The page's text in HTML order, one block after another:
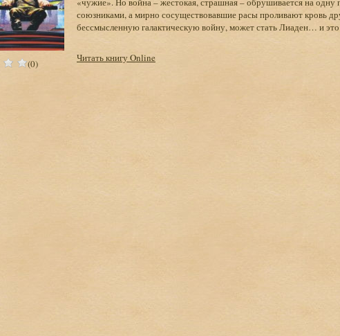
(0)
союзниками, а мирно сосуществовавшие расы проливают кровь
бессмысленную галактическую войну, может стать Лиаден… и
Читать книгу Online